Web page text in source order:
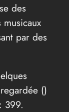
des
par des
()
399.